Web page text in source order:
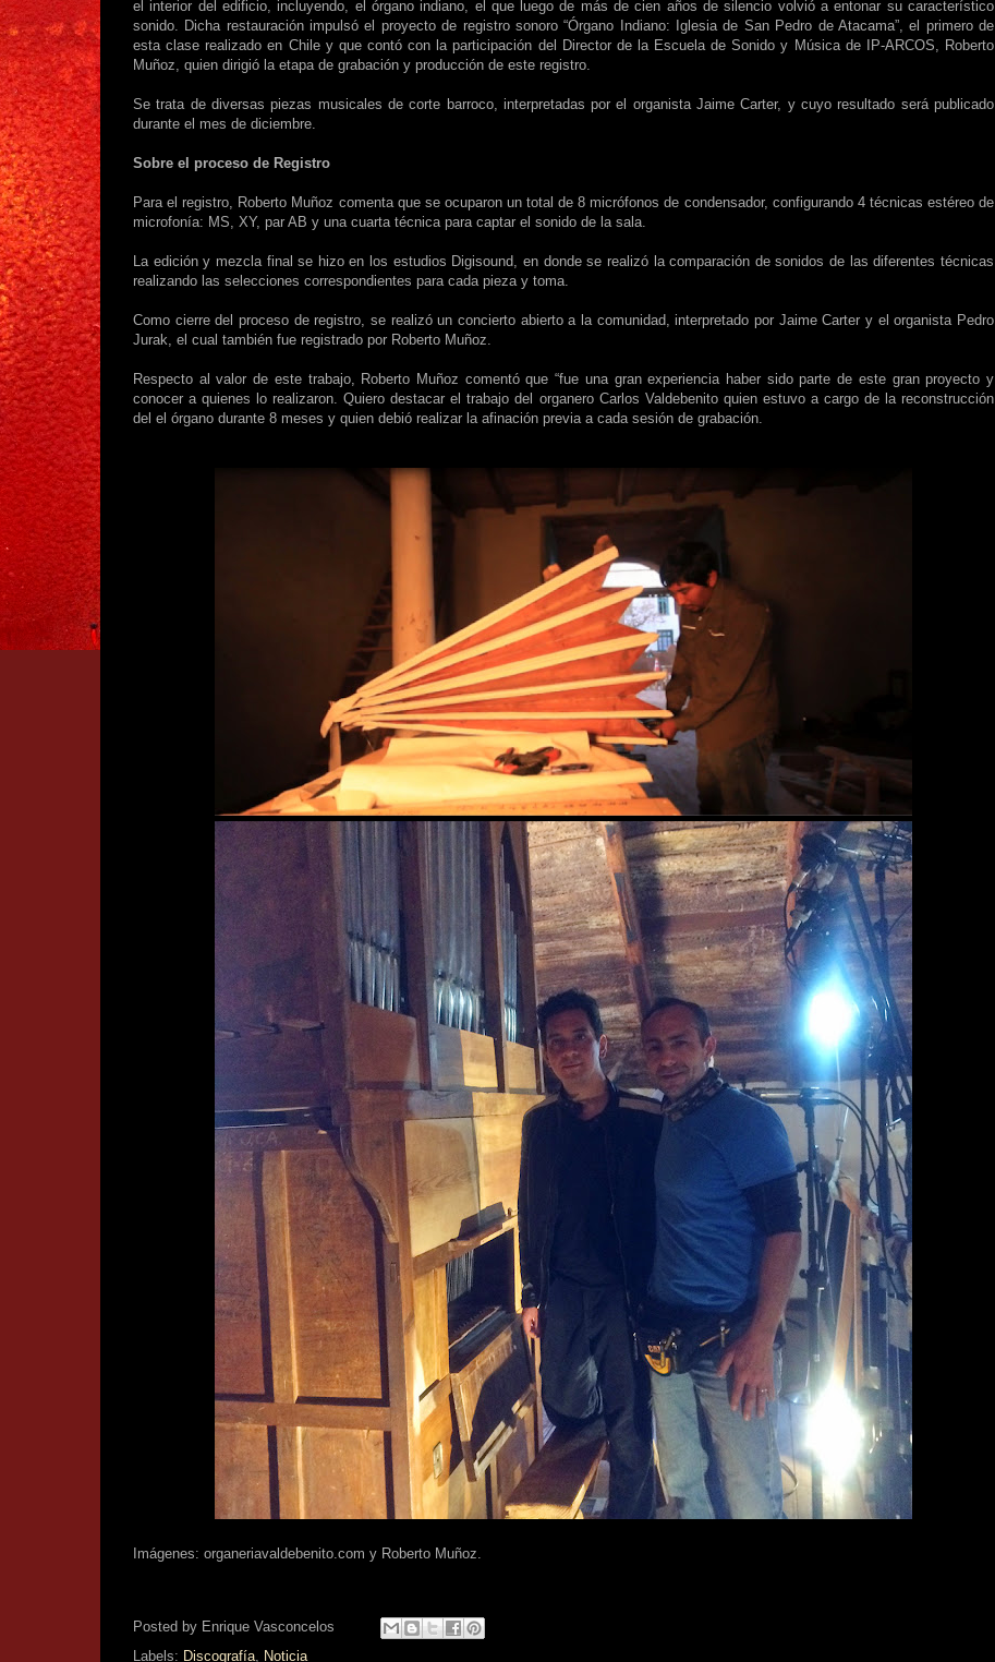
el interior del edificio, incluyendo, el órgano indiano, el que luego de más de cien años de silencio volvió a entonar su característico
sonido. Dicha restauración impulsó el proyecto de registro sonoro “Órgano Indiano: Iglesia de San Pedro de Atacama”, el primero de
esta clase realizado en Chile y que contó con la participación del Director de la Escuela de Sonido y Música de IP-ARCOS, Roberto
Muñoz, quien dirigió la etapa de grabación y producción de este registro.
Se trata de diversas piezas musicales de corte barroco, interpretadas por el organista Jaime Carter, y cuyo resultado será publicado
durante el mes de diciembre.
Sobre el proceso de Registro
Para el registro, Roberto Muñoz comenta que se ocuparon un total de 8 micrófonos de condensador, configurando 4 técnicas estéreo de
microfonía: MS, XY, par AB y una cuarta técnica para captar el sonido de la sala.
La edición y mezcla final se hizo en los estudios Digisound, en donde se realizó la comparación de sonidos de las diferentes técnicas
realizando las selecciones correspondientes para cada pieza y toma.
Como cierre del proceso de registro, se realizó un concierto abierto a la comunidad, interpretado por Jaime Carter y el organista Pedro
Jurak, el cual también fue registrado por Roberto Muñoz.
Respecto al valor de este trabajo, Roberto Muñoz comentó que “fue una gran experiencia haber sido parte de este gran proyecto y
conocer a quienes lo realizaron. Quiero destacar el trabajo del organero Carlos Valdebenito quien estuvo a cargo de la reconstrucción
del el órgano durante 8 meses y quien debió realizar la afinación previa a cada sesión de grabación.
Imágenes: organeriavaldebenito.com y Roberto Muñoz.
Posted by Enrique Vasconcelos
Labels: Discografía, Noticia